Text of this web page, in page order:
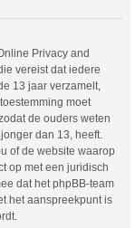
Privacy and
vereist dat iedere
13 jaar verzamelt,
moet
de ouders weten
dan 13, heeft.
of de website waarop
op met een juridisch
dat het phpBB-team
het aanspreekpunt is